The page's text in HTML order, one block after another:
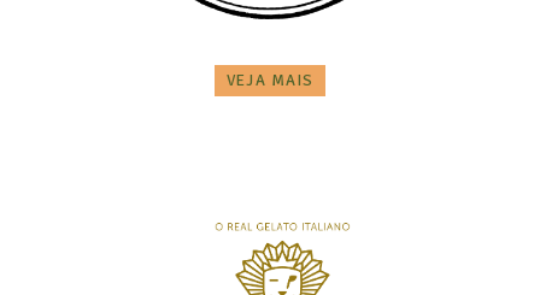
VEJA MAIS